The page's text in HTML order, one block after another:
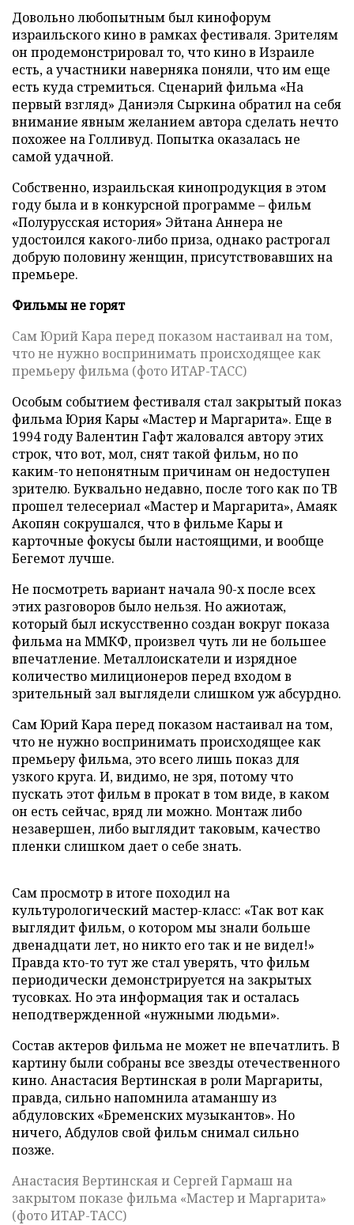
Довольно любопытным был кинофорум
израильского кино в рамках фестиваля. Зрителям
он продемонстрировал то, что кино в Израиле
есть, а участники наверняка поняли, что им еще
есть куда стремиться. Сценарий фильма «На
первый взгляд» Даниэля Сыркина обратил на себя
внимание явным желанием автора сделать нечто
похожее на Голливуд. Попытка оказалась не
самой удачной.
Собственно, израильская кинопродукция в этом
году была и в конкурсной программе – фильм
«Полурусская история» Эйтана Аннера не
удостоился какого-либо приза, однако растрогал
добрую половину женщин, присутствовавших на
премьере.
Фильмы не горят
Сам Юрий Кара перед показом настаивал на том,
что не нужно воспринимать происходящее как
премьеру фильма (фото ИТАР-ТАСС)
Особым событием фестиваля стал закрытый показ
фильма Юрия Кары «Мастер и Маргарита». Еще в
1994 году Валентин Гафт жаловался автору этих
строк, что вот, мол, снят такой фильм, но по
каким-то непонятным причинам он недоступен
зрителю. Буквально недавно, после того как по ТВ
прошел телесериал «Мастер и Маргарита», Амаяк
Акопян сокрушался, что в фильме Кары и
карточные фокусы были настоящими, и вообще
Бегемот лучше.
Не посмотреть вариант начала 90-х после всех
этих разговоров было нельзя. Но ажиотаж,
который был искусственно создан вокруг показа
фильма на ММКФ, произвел чуть ли не большее
впечатление. Металлоискатели и изрядное
количество милиционеров перед входом в
зрительный зал выглядели слишком уж абсурдно.
Сам Юрий Кара перед показом настаивал на том,
что не нужно воспринимать происходящее как
премьеру фильма, это всего лишь показ для
узкого круга. И, видимо, не зря, потому что
пускать этот фильм в прокат в том виде, в каком
он есть сейчас, вряд ли можно. Монтаж либо
незавершен, либо выглядит таковым, качество
пленки слишком дает о себе знать.
Сам просмотр в итоге походил на
культурологический мастер-класс: «Так вот как
выглядит фильм, о котором мы знали больше
двенадцати лет, но никто его так и не видел!»
Правда кто-то тут же стал уверять, что фильм
периодически демонстрируется на закрытых
тусовках. Но эта информация так и осталась
неподтвержденной «нужными людьми».
Состав актеров фильма не может не впечатлить. В
картину были собраны все звезды отечественного
кино. Анастасия Вертинская в роли Маргариты,
правда, сильно напомнила атаманшу из
абдуловских «Бременских музыкантов». Но
ничего, Абдулов свой фильм снимал сильно
позже.
Анастасия Вертинская и Сергей Гармаш на
закрытом показе фильма «Мастер и Маргарита»
(фото ИТАР-ТАСС)